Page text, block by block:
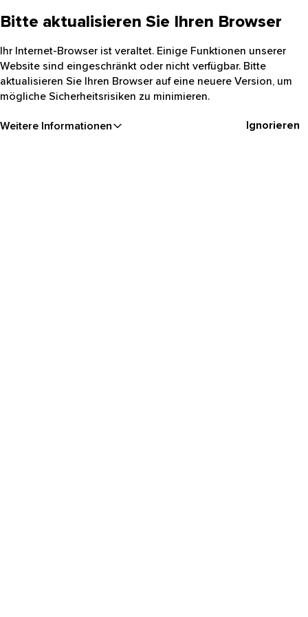
Bitte aktualisieren Sie Ihren Browser
Ihr Internet-Browser ist veraltet. Einige Funktionen unserer
Website sind eingeschränkt oder nicht verfügbar. Bitte
aktualisieren Sie Ihren Browser auf eine neuere Version, um
mögliche Sicherheitsrisiken zu minimieren.
Weitere Informationen Ignorieren